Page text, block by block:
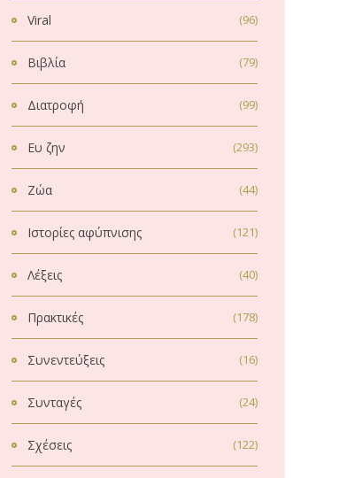
Viral (96)
Βιβλία (79)
Διατροφή (99)
Ευ ζην (293)
Ζώα (44)
Ιστορίες αφύπνισης (121)
Λέξεις (40)
Πρακτικές (178)
Συνεντεύξεις (16)
Συνταγές (24)
Σχέσεις (122)